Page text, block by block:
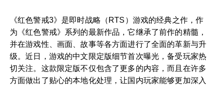
《红色警戒3》是即时战略（RTS）游戏的经典之作，作
为《红色警戒》系列的最新作品，它继承了前作的精髓，
并在游戏性、画面、故事等各方面进行了全面的革新与升
级。近日，游戏的中文限定版细节首次曝光，备受玩家热
切关注。这款限定版不仅包含了更多的内容，而且在许多
方面做出了贴心的本地化处理，让国内玩家能够更加深入